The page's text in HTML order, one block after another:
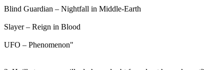
Blind Guardian – Nightfall in Middle-Earth
Slayer – Reign in Blood
UFO – Phenomenon"